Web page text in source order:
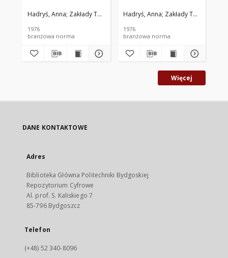
powierzchni BN-
76/7773-01 Arkusz 16
Hadryś, Anna Zakłady Tworzyw Sztucznych PRONIT-ERG, Pionki.
1976
branżowa norma
techniczna typu 404
BN-76/7773-01 Arkusz
Hadryś, Anna Zakłady Tworzyw
1976
branżowa norma
Więcej
DANE KONTAKTOWE
Adres
Biblioteka Główna Politechniki Bydgoskiej
Repozytorium Cyfrowe
Al. prof. S. Kaliskiego 7
85-796 Bydgoszcz
Telefon
(+48) 52 340-8096